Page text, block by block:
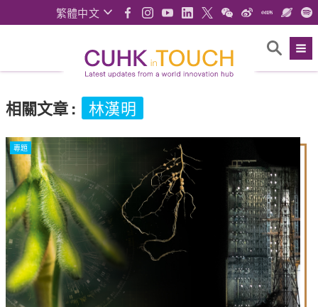
繁體中文
相關文章: 林漢明
專題